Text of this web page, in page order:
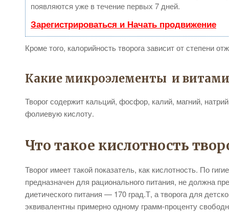
появляются уже в течение первых 7 дней.
Зарегистрироваться и Начать продвижение
Кроме того, калорийность творога зависит от степени
Какие микроэлементы и
Творог содержит кальций, фосфор, калий, магний,
фолиевую кислоту.
Что такое кислотность
Творог имеет такой показатель, как кислотность. По
предназначен для рационального питания, не должна
диетического питания — 170 град.Т, а творога для
эквивалентны примерно одному грамм-проценту